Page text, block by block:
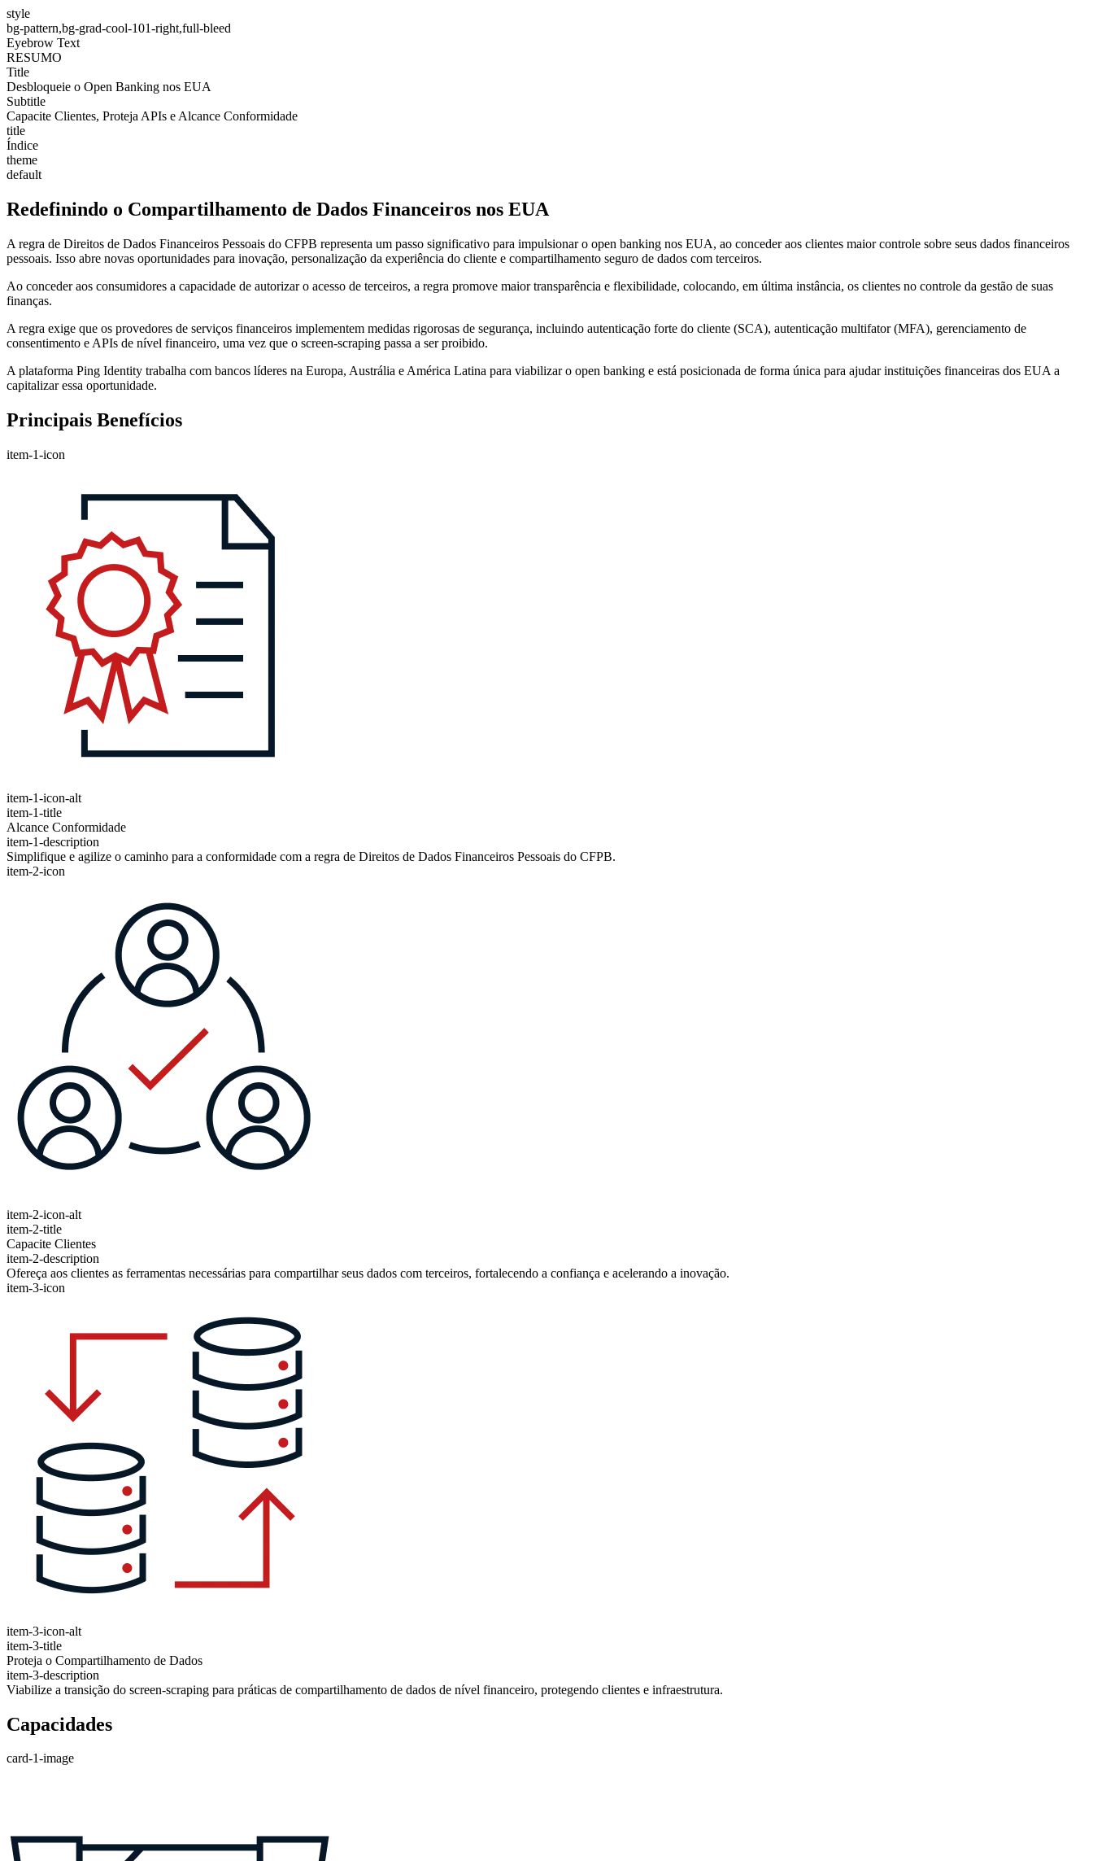
style
bg-pattern,bg-grad-cool-101-right,full-bleed
Eyebrow Text
RESUMO
Title
Desbloqueie o Open Banking nos EUA
Subtitle
Capacite Clientes, Proteja APIs e Alcance Conformidade
title
Índice
theme
default
Redefinindo o Compartilhamento de Dados Financeiros nos EUA
A regra de Direitos de Dados Financeiros Pessoais do CFPB representa um passo significativo para impulsionar o open banking nos EUA, ao conceder aos clientes maior controle sobre seus dados financeiros
pessoais. Isso abre novas oportunidades para inovação, personalização da experiência do cliente e compartilhamento seguro de dados com terceiros.
Ao conceder aos consumidores a capacidade de autorizar o acesso de terceiros, a regra promove maior transparência e flexibilidade, colocando, em última instância, os clientes no controle da gestão de suas
finanças.
A regra exige que os provedores de serviços financeiros implementem medidas rigorosas de segurança, incluindo autenticação forte do cliente (SCA), autenticação multifator (MFA), gerenciamento de
consentimento e APIs de nível financeiro, uma vez que o screen-scraping passa a ser proibido.
A plataforma Ping Identity trabalha com bancos líderes na Europa, Austrália e América Latina para viabilizar o open banking e está posicionada de forma única para ajudar instituições financeiras dos EUA a
capitalizar essa oportunidade.
Principais Benefícios
item-1-icon
item-1-icon-alt
item-1-title
Alcance Conformidade
item-1-description
Simplifique e agilize o caminho para a conformidade com a regra de Direitos de Dados Financeiros Pessoais do CFPB.
item-2-icon
item-2-icon-alt
item-2-title
Capacite Clientes
item-2-description
Ofereça aos clientes as ferramentas necessárias para compartilhar seus dados com terceiros, fortalecendo a confiança e acelerando a inovação.
item-3-icon
item-3-icon-alt
item-3-title
Proteja o Compartilhamento de Dados
item-3-description
Viabilize a transição do screen-scraping para práticas de compartilhamento de dados de nível financeiro, protegendo clientes e infraestrutura.
Capacidades
card-1-image